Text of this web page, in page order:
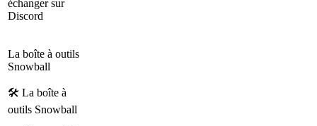
échanger sur
Discord
La boîte à outils
Snowball
🛠 La boîte à
outils Snowball